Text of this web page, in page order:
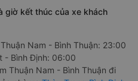
giờ kết thúc của xe khách
Nam - Bình Thuận: 23:00
- Bình Định: 06:00
Thuận Nam - Bình Thuận đi